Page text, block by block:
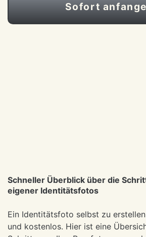
Sofort
Schneller Überblick über die
eigener Identitätsfotos
Ein Identitätsfoto selbst zu
und kostenlos. Hier ist eine